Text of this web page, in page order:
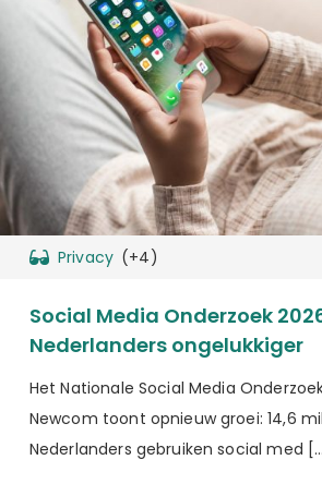
Privacy (+4)
Social Media Onderzoek
Nederlanders ongelukkiger
Het Nationale Social Media
Newcom toont opnieuw groei: 14,6
Nederlanders gebruiken social med